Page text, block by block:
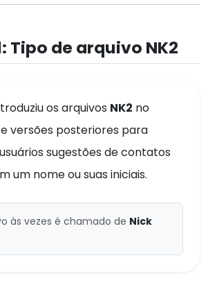
Tipo de arquivo NK2
os arquivos NK2 no
versões posteriores para
sugestões de contatos
um nome ou suas iniciais.
às vezes é chamado de Nick